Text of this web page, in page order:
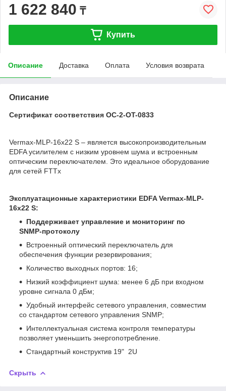
1 622 840 ₸
Купить
Описание Доставка Оплата Условия возврата
Описание
Сертификат соответствия OC-2-OT-0833
Vermax-MLP-16x22 S – является высокопроизводительным
EDFA усилителем с низким уровнем шума и встроенным
оптическим переключателем. Это идеальное оборудование
для сетей FTTx
Эксплуатационные характеристики EDFA Vermax-MLP-
16x22 S:
Поддерживает управление и мониторинг по
SNMP-протоколу
Встроенный оптический переключатель для
обеспечения функции резервирования;
Количество выходных портов: 16;
Низкий коэффициент шума: менее 6 дБ при входном
уровне сигнала 0 дБм;
Удобный интерфейс сетевого управления, совместим
со стандартом сетевого управления SNMP;
Интеллектуальная система контроля температуры
позволяет уменьшить энергопотребление.
Стандартный конструктив 19" 2U
Скрыть